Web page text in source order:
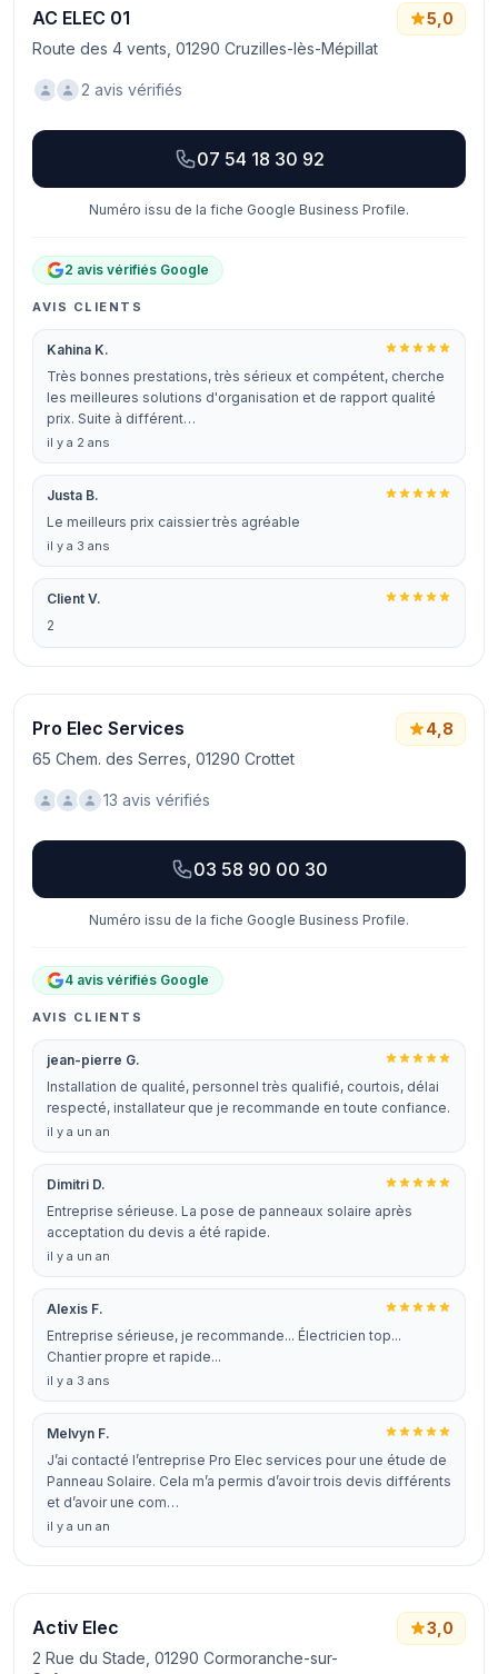
AC ELEC 01
Route des 4 vents, 01290 Cruzilles-lès-Mépillat
5,0
2 avis vérifiés
07 54 18 30 92
Numéro issu de la fiche Google Business Profile.
2 avis vérifiés Google
AVIS CLIENTS
Kahina K.
Très bonnes prestations, très sérieux et compétent, cherche
les meilleures solutions d'organisation et de rapport qualité
prix. Suite à différent…
il y a 2 ans
Justa B.
Le meilleurs prix caissier très agréable
il y a 3 ans
Client V.
2
Pro Elec Services
65 Chem. des Serres, 01290 Crottet
4,8
13 avis vérifiés
03 58 90 00 30
Numéro issu de la fiche Google Business Profile.
4 avis vérifiés Google
AVIS CLIENTS
jean-pierre G.
Installation de qualité, personnel très qualifié, courtois, délai
respecté, installateur que je recommande en toute confiance.
il y a un an
Dimitri D.
Entreprise sérieuse. La pose de panneaux solaire après
acceptation du devis a été rapide.
il y a un an
Alexis F.
Entreprise sérieuse, je recommande... Électricien top...
Chantier propre et rapide...
il y a 3 ans
Melvyn F.
J’ai contacté l’entreprise Pro Elec services pour une étude de
Panneau Solaire. Cela m’a permis d’avoir trois devis différents
et d’avoir une com…
il y a un an
Activ Elec
2 Rue du Stade, 01290 Cormoranche-sur-
3,0